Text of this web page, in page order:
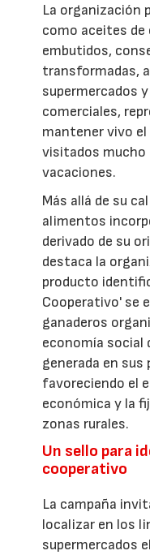
La organización
como aceites de
embutidos,
transformadas,
supermercados
comerciales,
mantener vivo
visitados mucho
vacaciones.
Más allá de su
alimentos
derivado de su
destaca la
producto
Cooperativo' se
ganaderos
economía social
generada en
favoreciendo el
económica y la
zonas rurales.
Un sello para
cooperativo
La campaña
localizar en los
supermercados